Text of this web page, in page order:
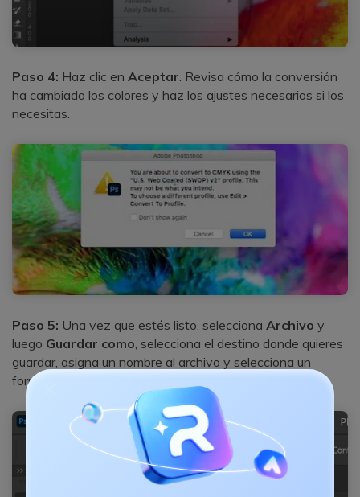
Paso 4: Haz clic en Aceptar. Revisa cómo la conversión
ha cambiado los colores y haz los ajustes necesarios si los
necesitas.
Paso 5: Una vez que estés listo, selecciona Archivo y
luego Guardar como, selecciona el destino donde quieres
guardar, asigna un nombre al archivo y selecciona un
formato que admita imágenes CMYK (